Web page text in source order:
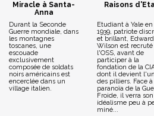
Miracle à Santa-
Anna
Durant la Seconde
Guerre mondiale, dans
les montagnes
toscanes, une
escouade
exclusivement
composée de soldats
noirs américains est
encerclée dans un
village italien.
Raisons
Etudiant à Yale en
1939, patriote
et brillant, Edward
Wilson est recruté
l'OSS, avant de
participer à la
fondation de la
dont il devient l'un
des pilliers. Face à
paranoïa de la
Froide, il verra son
idéalisme peu à
miné...